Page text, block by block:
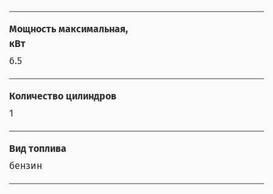
Мощность максимальная,
кВт
6.5
Количество цилиндров
1
Вид топлива
бензин